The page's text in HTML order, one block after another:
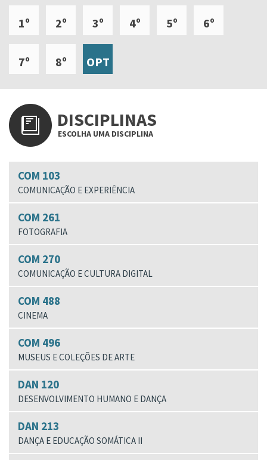
1º 2º 3º 4º 5º 6º
7º 8º OPT
DISCIPLINAS
ESCOLHA UMA DISCIPLINA
COM 103
COMUNICAÇÃO E EXPERIÊNCIA
COM 261
FOTOGRAFIA
COM 270
COMUNICAÇÃO E CULTURA DIGITAL
COM 488
CINEMA
COM 496
MUSEUS E COLEÇÕES DE ARTE
DAN 120
DESENVOLVIMENTO HUMANO E DANÇA
DAN 213
DANÇA E EDUCAÇÃO SOMÁTICA II